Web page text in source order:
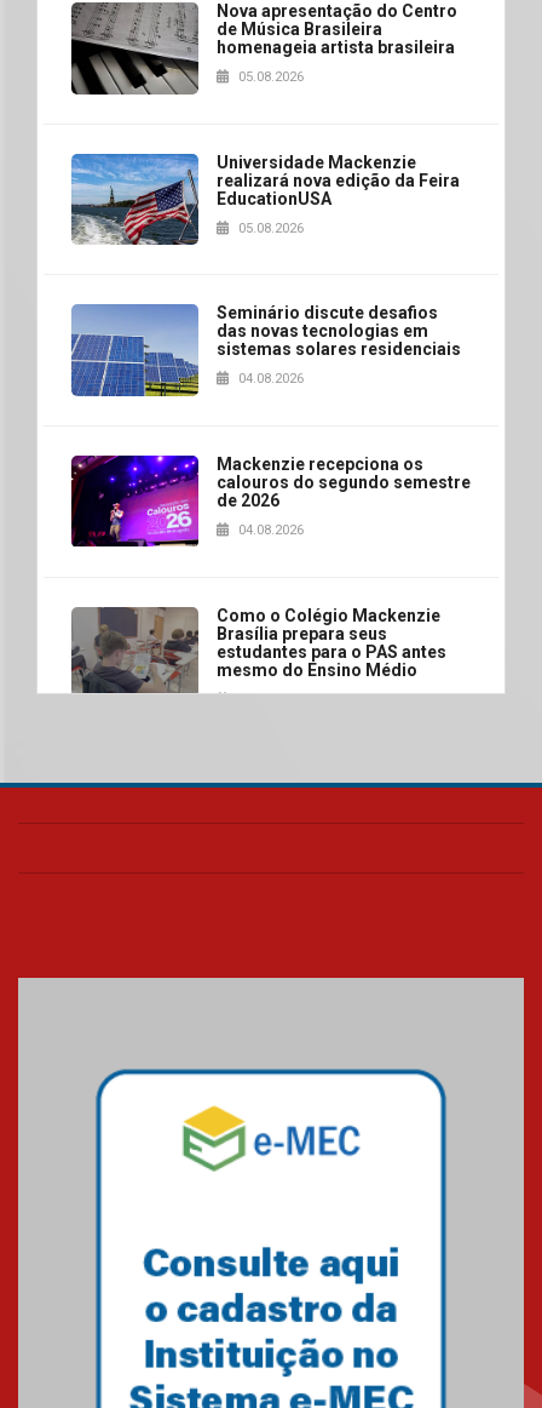
Nova apresentação do Centro
de Música Brasileira
homenageia artista brasileira
05.08.2026
Universidade Mackenzie
realizará nova edição da Feira
EducationUSA
05.08.2026
Seminário discute desafios
das novas tecnologias em
sistemas solares residenciais
04.08.2026
Mackenzie recepciona os
calouros do segundo semestre
de 2026
04.08.2026
Como o Colégio Mackenzie
Brasília prepara seus
estudantes para o PAS antes
mesmo do Ensino Médio
Como os pais podem investir
escola
Professora do Mackenzie é
finalista do Prêmio Jabuti com
obra sobre ética e arquitetura
contemporânea
Semana Internacional
Mackenzie promove parcerias
internacionais
03.08.2026